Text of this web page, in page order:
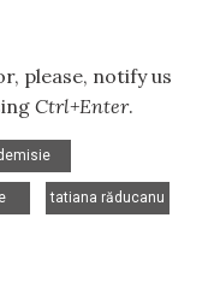
please, notify us
Ctrl+Enter.
tatiana răducanu